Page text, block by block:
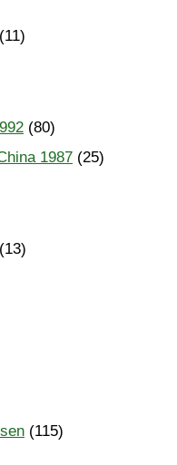
(11)
(80)
1987 (25)
(13)
(115)